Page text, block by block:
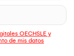
OECHSLE y
de mis datos